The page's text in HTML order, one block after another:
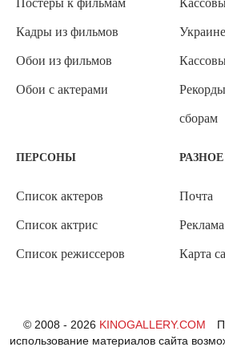
Постеры к фильмам
Кадры из фильмов
Обои из фильмов
Обои с актерами
Украине
сборам
ПЕРСОНЫ
Список актеров
Список актрис
Список режиссеров
РАЗНОЕ
Почта
Реклама
Карта
© 2008 - 2026 KINOGALLERY.COM
использование материалов сайта